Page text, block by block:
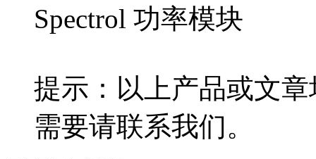
Spectrol 功率模块
提示：以上产品或文
需要请联系我们。